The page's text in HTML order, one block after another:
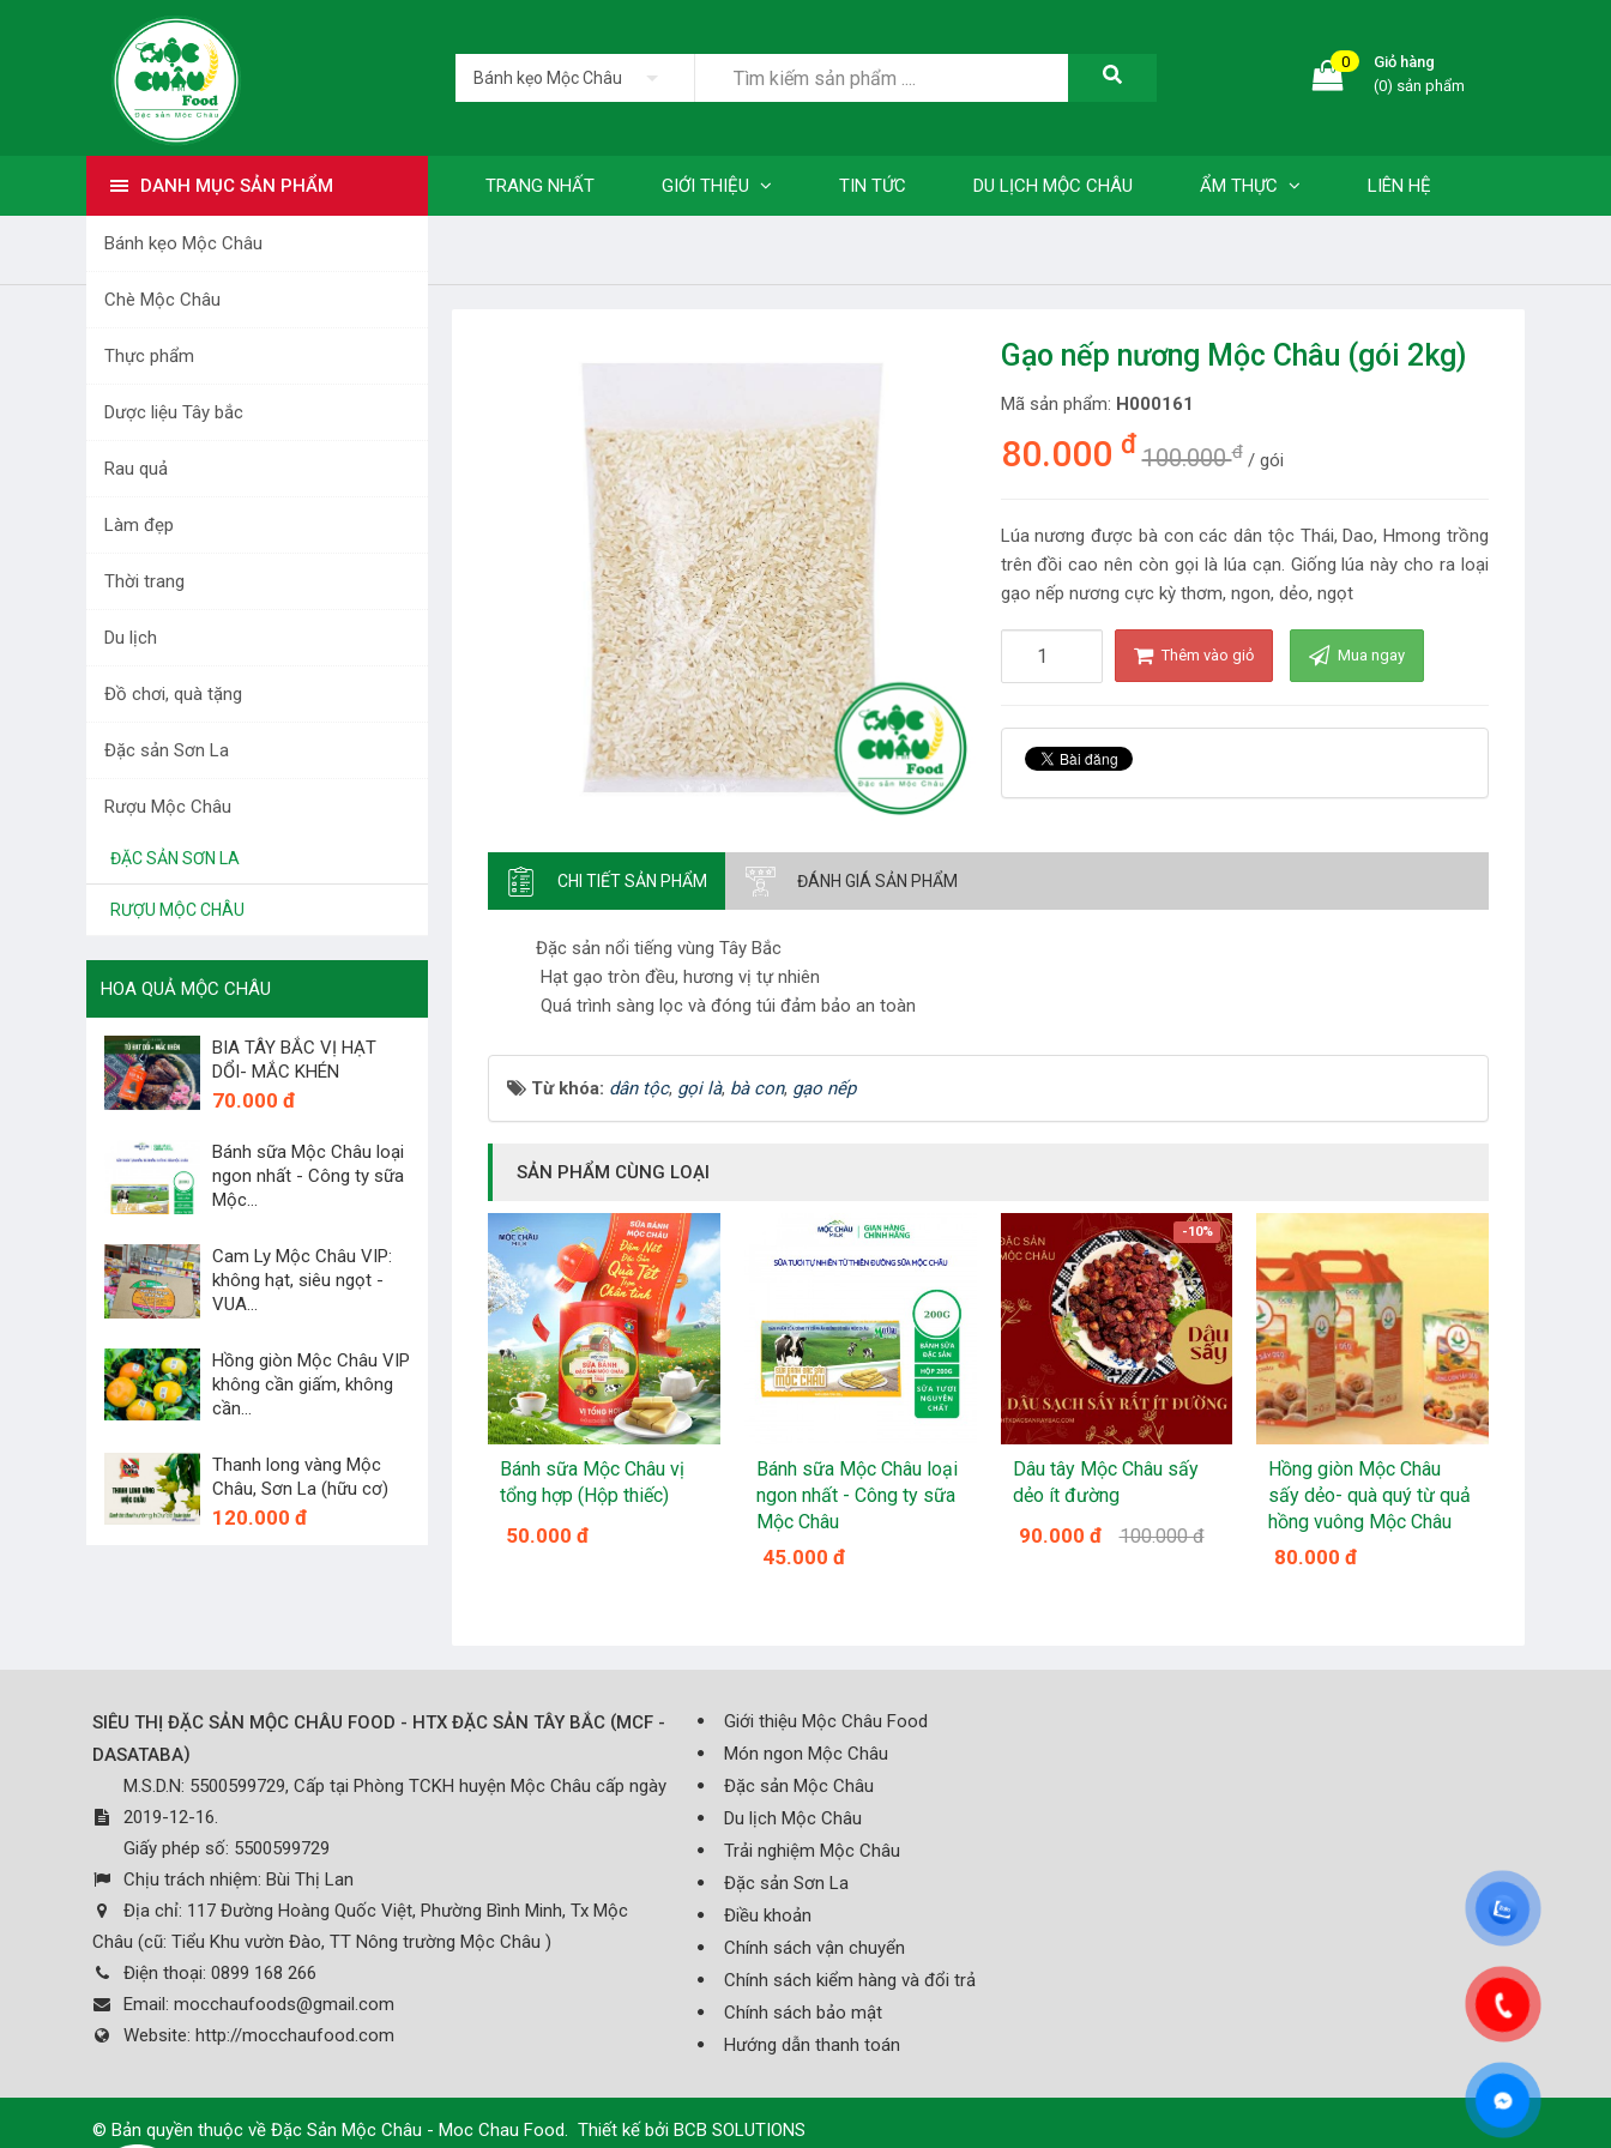
Bánh kẹo Mộc Châu
0
Giỏ hàng
(0) sản phẩm
DANH MỤC SẢN PHẨM
Bánh kẹo Mộc Châu
Chè Mộc Châu
Thực phẩm
Dược liệu Tây bắc
Rau quả
Làm đẹp
Thời trang
Du lịch
Đồ chơi, quà tặng
Đặc sản Sơn La
Rượu Mộc Châu
TRANG NHẤT GIỚI THIỆU TIN TỨC DU LỊCH MỘC CHÂU ẨM THỰC LIÊN HỆ
Trang nhất Bánh kẹo Mộc Châu
Gạo nếp nương Mộc Châu (gói 2kg)
Mã sản phẩm: H000161
80.000 đ100.000đ/ gói
Lúa nương được bà con các dân tộc Thái, Dao, Hmong trồng
trên đồi cao nên còn gọi là lúa cạn. Giống lúa này cho ra loại
gạo nếp nương cực kỳ thơm, ngon, dẻo, ngọt
Thêm vào giỏ Mua ngay
CHI TIẾT SẢN PHẨM ĐÁNH GIÁ SẢN PHẨM
Đặc sản nổi tiếng vùng Tây Bắc
Hạt gạo tròn đều, hương vị tự nhiên
Quá trình sàng lọc và đóng túi đảm bảo an toàn
Từ khóa: dân tộc, gọi là, bà con, gạo nếp
SẢN PHẨM CÙNG LOẠI
Bánh sữa Mộc Châu vị
tổng hợp (Hộp thiếc)
50.000 đ
Bánh sữa Mộc Châu loại
ngon nhất - Công ty sữa
Mộc Châu
45.000 đ
-10%
Dâu tây Mộc Châu sấy
dẻo ít đường
90.000 đ 100.000 đ
Hồng giòn Mộc Châu
sấy dẻo- quà quý từ quả
hồng vuông Mộc Châu
80.000 đ
LÀM ĐẸP
THỜI TRANG
DU LỊCH
ĐỒ CHƠI, QUÀ TẶNG
ĐẶC SẢN SƠN LA
RƯỢU MỘC CHÂU
HOA QUẢ MỘC CHÂU
BIA TÂY BẮC VỊ HẠT
DỔI- MẮC KHÉN
70.000 đ
Bánh sữa Mộc Châu loại
ngon nhất - Công ty sữa
Mộc...
Cam Ly Mộc Châu VIP:
không hạt, siêu ngọt -
VUA...
Hồng giòn Mộc Châu VIP
không cần giấm, không
cần...
Thanh long vàng Mộc
Châu, Sơn La (hữu cơ)
120.000 đ
SIÊU THỊ ĐẶC SẢN MỘC CHÂU FOOD - HTX ĐẶC SẢN TÂY BẮC (MCF -
DASATABA)
M.S.D.N: 5500599729, Cấp tại Phòng TCKH huyện Mộc Châu cấp ngày
2019-12-16.
Giấy phép số: 5500599729
Chịu trách nhiệm: Bùi Thị Lan
Địa chỉ: 117 Đường Hoàng Quốc Việt, Phường Bình Minh, Tx Mộc
Châu (cũ: Tiểu Khu vườn Đào, TT Nông trường Mộc Châu )
Điện thoại: 0899 168 266
Email: mocchaufoods@gmail.com
Website: http://mocchaufood.com
Giới thiệu Mộc Châu Food
Món ngon Mộc Châu
Đặc sản Mộc Châu
Du lịch Mộc Châu
Trải nghiệm Mộc Châu
Đặc sản Sơn La
Điều khoản
Chính sách vận chuyển
Chính sách kiểm hàng và đổi trả
Chính sách bảo mật
Hướng dẫn thanh toán
© Bản quyền thuộc về Đặc Sản Mộc Châu - Moc Chau Food. Thiết kế bởi BCB SOLUTIONS